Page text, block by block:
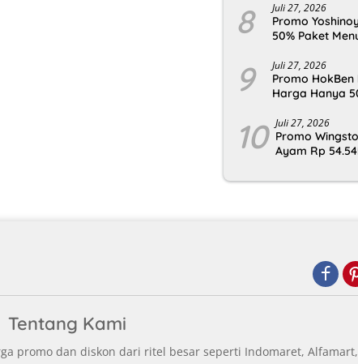
8 Juli 27, 2026
Promo
50% Paket
9 Juli 27, 2026
Promo
Harga Hanya
10 Juli 27, 2026
Promo
Ayam Rp
Tentang Kami
promo dan diskon dari ritel besar seperti Indomaret,